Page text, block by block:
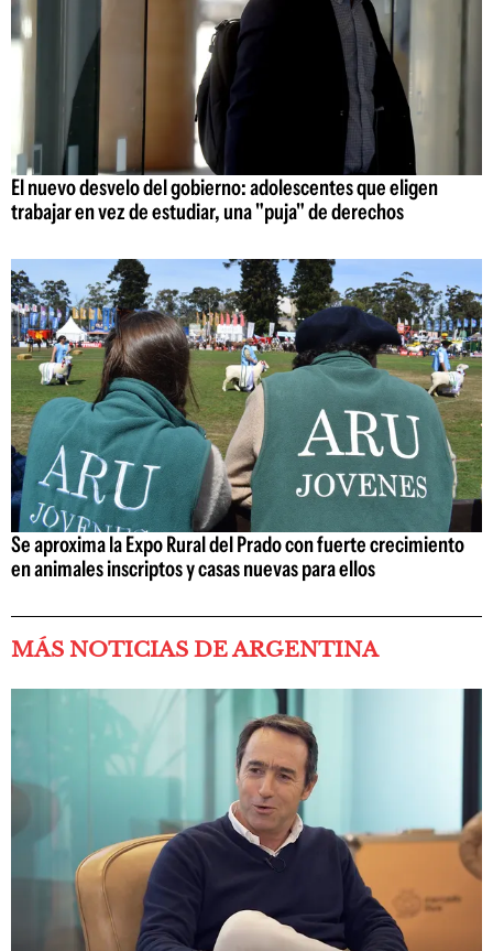
El nuevo desvelo del gobierno: adolescentes que eligen
trabajar en vez de estudiar, una "puja" de derechos
Se aproxima la Expo Rural del Prado con fuerte crecimiento
en animales inscriptos y casas nuevas para ellos
MÁS NOTICIAS DE ARGENTINA